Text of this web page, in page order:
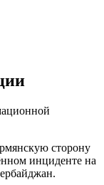
сторону
инциденте на